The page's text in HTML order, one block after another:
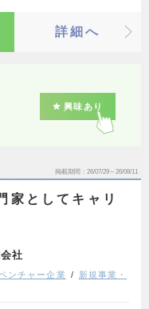
詳細へ
興味あり
掲載期間 26/07/29～26/08/11
家としてキャリ
社
ンチャー企業
新規事業・